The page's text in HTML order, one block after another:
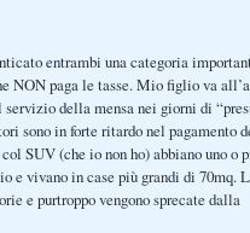
entrambi una categoria
NON paga le tasse. Mio figlio va
della mensa nei giorni di
sono in forte ritardo nel pagamento
SUV (che io non ho) abbiano uno o
vivano in case più grandi di 70mq.
e purtroppo vengono sprecate dalla